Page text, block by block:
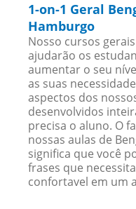
1-on-1 Geral
Hamburgo
Nosso cursos
ajudarão os
aumentar o seu
as suas
aspectos dos
desenvolvidos
precisa o aluno. O
nossas aulas de
significa que você
frases que
confortavel em um